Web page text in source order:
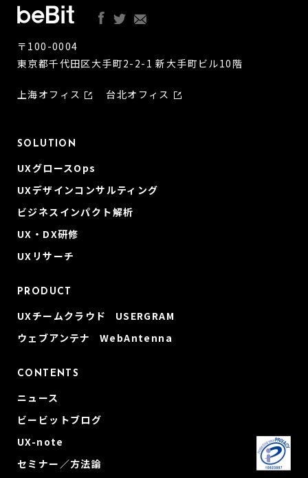
〒100-0004
東京都千代田区大手町2-2-1 新大手町ビル10階
上海オフィス 台北オフィス
SOLUTION
UXグロースOps
UXデザインコンサルティング
ビジネスインパクト解析
UX・DX研修
UXリサーチ
PRODUCT
UXチームクラウド USERGRAM
ウェブアンテナ WebAntenna
CONTENTS
ニュース
ビービットブログ
UX-note
セミナー／方法論